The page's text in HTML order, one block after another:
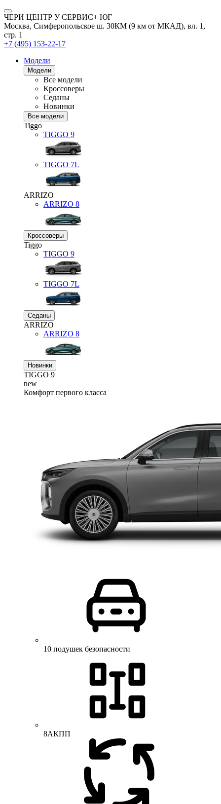
ЧЕРИ ЦЕНТР У СЕРВИС+ ЮГ
Москва, Симферопольское ш. 30КМ (9 км от МКАД), вл. 1,
стр. 1
+7 (495) 153-22-17
Модели
Модели
Все модели
Кроссоверы
Седаны
Новинки
Все модели
Tiggo
TIGGO 9
TIGGO 7L
ARRIZO
ARRIZO 8
Кроссоверы
Tiggo
TIGGO 9
TIGGO 7L
Седаны
ARRIZO
ARRIZO 8
Новинки
TIGGO 9
new
Комфорт первого класса
10 подушек безопасности
8АКПП